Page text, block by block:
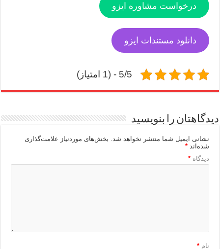
درخواست مشاوره ایزو
دانلود مستندات ایزو
5/5 - (1 امتیاز)
دیدگاهتان را بنویسید
نشانی ایمیل شما منتشر نخواهد شد.
بخش‌های موردنیاز علامت‌گذاری
شده‌اند*
دیدگاه*
نام*